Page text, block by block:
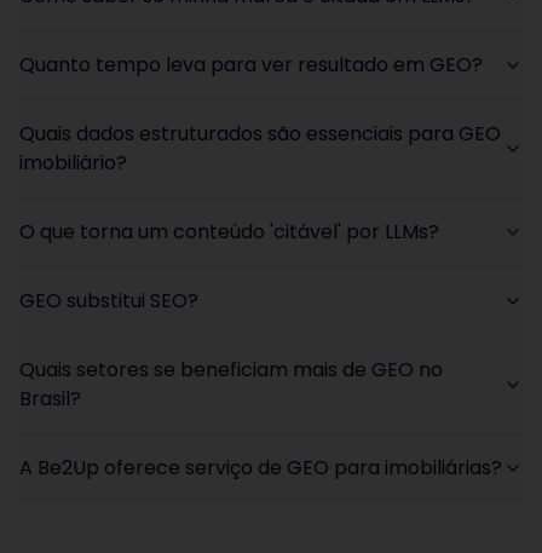
Quanto tempo leva para ver resultado em GEO?
Quais dados estruturados são essenciais para GEO
imobiliário?
O que torna um conteúdo 'citável' por LLMs?
GEO substitui SEO?
Quais setores se beneficiam mais de GEO no
Brasil?
A Be2Up oferece serviço de GEO para imobiliárias?